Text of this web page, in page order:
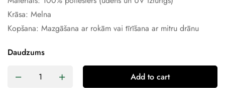
Krāsa: Melna
Kopšana: Mazgāšana ar rokām vai tīrīšana ar mitru drānu
Daudzums
Add to cart